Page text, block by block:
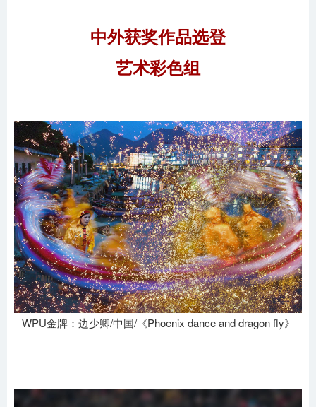
中外获奖作品选登
艺术彩色组
WPU金牌：边少卿/中国/《Phoenix dance and dragon fly》